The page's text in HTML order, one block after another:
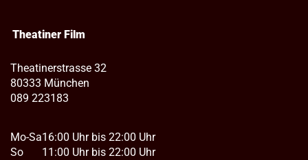
Theatiner Film
Theatinerstrasse 32
80333 München
089 223183
Mo-Sa
So
16:00 Uhr bis 22:00 Uhr
11:00 Uhr bis 22:00 Uhr